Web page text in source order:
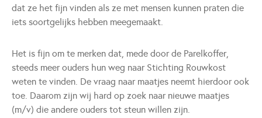
dat ze het fijn vinden als ze met mensen kunnen praten die
iets soortgelijks hebben meegemaakt.
Het is fijn om te merken dat, mede door de Parelkoffer,
steeds meer ouders hun weg naar Stichting Rouwkost
weten te vinden. De vraag naar maatjes neemt hierdoor ook
toe. Daarom zijn wij hard op zoek naar nieuwe maatjes
(m/v) die andere ouders tot steun willen zijn.